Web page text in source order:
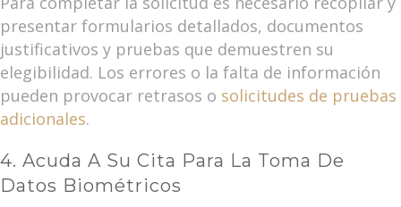
presentar formularios detallados, documentos
justificativos y pruebas que demuestren su
elegibilidad. Los errores o la falta de información
pueden provocar retrasos o solicitudes de pruebas
adicionales.
4. Acuda A Su Cita Para La Toma De
Datos Biométricos